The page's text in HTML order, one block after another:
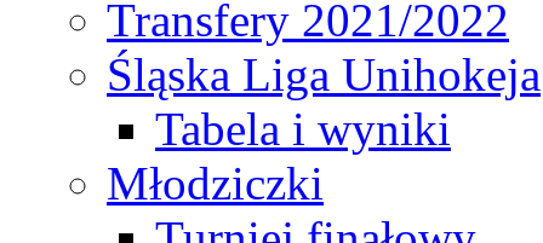
Transfery 2021/2022
Śląska Liga Unihokeja
Tabela i wyniki
Młodziczki